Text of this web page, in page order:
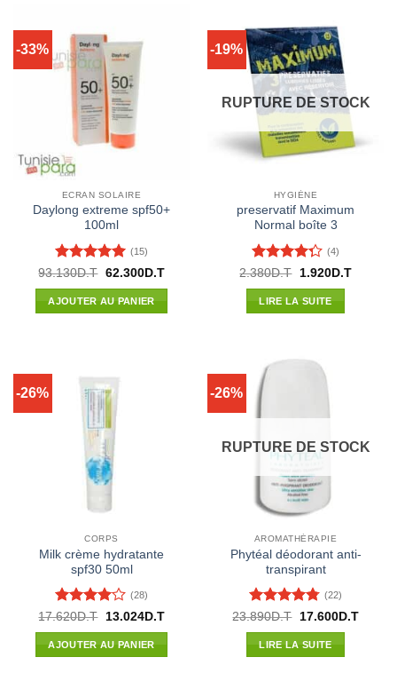
-33%
ECRAN SOLAIRE
Daylong extreme spf50+
100ml
Note4.93
sur 5
(15)
93.130D.T Le
initial
était :
93.130D.T.
62.300D.TLe
62.300D.T.
AJOUTER AU PANIER
-19%
RUPTURE DE STOCK
HYGIÈNE
preservatif Maximum
Normal boîte 3
Note4.25
sur 5
(4)
2.380D.T
Le
initial
était :
2.380D.T.
1.920D.TLe
LIRE LA SUITE
-26%
CORPS
Milk crème hydratante
spf30 50ml
Note4
sur 5
(28)
17.620D.T
Le
initial
était :
13.024D.TLe
AJOUTER AU PANIER
-26%
RUPTURE DE STOCK
AROMATHÉRAPIE
Phytéal déodorant anti-
transpirant
Note4.73
sur 5
(22)
23.890D.T
Le
initial
était :
17.600D.TLe
LIRE LA SUITE